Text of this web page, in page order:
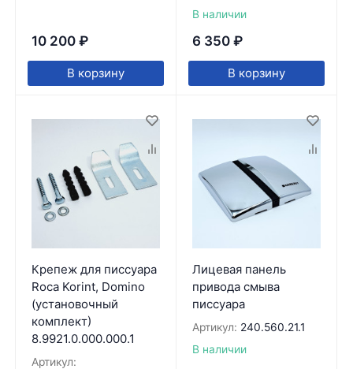
10 200 ₽
В корзину
В наличии
6 350 ₽
В корзину
Крепеж для писсуара
Roca Korint, Domino
(установочный
комплект)
8.9921.0.000.000.1
Артикул:
Лицевая панель
привода смыва
писсуара
Артикул: 240.560.21.1
В наличии